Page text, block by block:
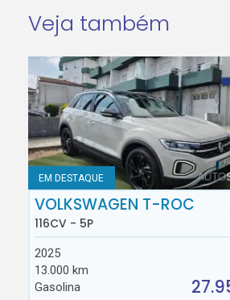
Veja também
EM DESTAQUE
VOLKSWAGEN T-ROC
116CV - 5P
2025
13.000 km
Gasolina